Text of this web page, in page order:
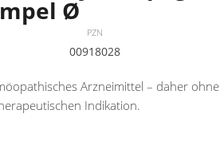
Ø
PZN
00918028
Arzneimittel – daher ohne
Indikation.